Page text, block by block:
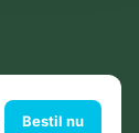
Bestil nu